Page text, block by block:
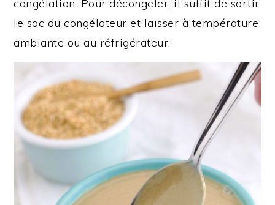
congélation. Pour décongeler, il suffit de sortir
le sac du congélateur et laisser à température
ambiante ou au réfrigérateur.